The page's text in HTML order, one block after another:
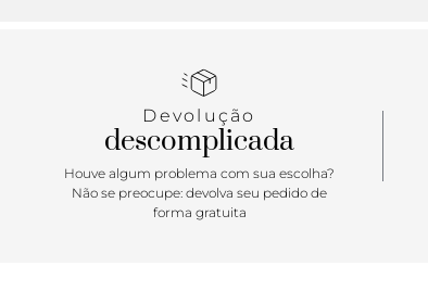
Devolução
descomplicada
Houve algum problema com sua escolha?
Não se preocupe: devolva seu pedido de
forma gratuita